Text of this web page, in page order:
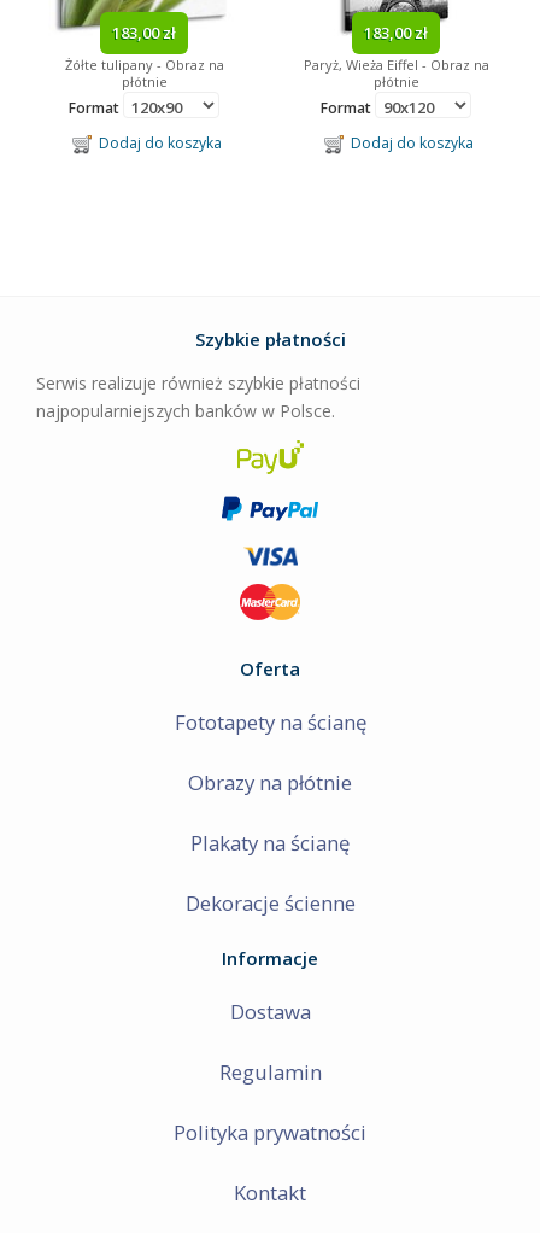
183,00 zł
Żółte tulipany - Obraz na
płótnie
Format
Dodaj do koszyka
183,00 zł
Paryż, Wieża Eiffel - Obraz na
płótnie
Format
Dodaj do koszyka
Szybkie płatności
Serwis realizuje również szybkie płatności
najpopularniejszych banków w Polsce.
Oferta
Fototapety na ścianę
Obrazy na płótnie
Plakaty na ścianę
Dekoracje ścienne
Informacje
Dostawa
Regulamin
Polityka prywatności
Kontakt